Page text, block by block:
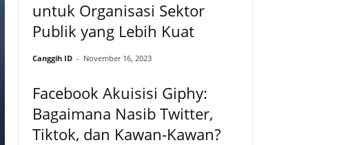
untuk Organisasi Sektor
Publik yang Lebih Kuat
Canggih ID - November 16, 2023
Facebook Akuisisi Giphy:
Bagaimana Nasib Twitter,
Tiktok, dan Kawan-Kawan?